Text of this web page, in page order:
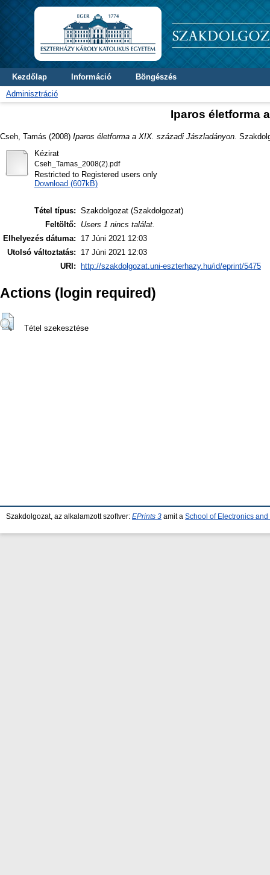
Kezdőlap Információ
Böngészés
Adminisztráció
Iparos életforma
Cseh, Tamás (2008) Iparos életforma a XIX. századi Jászladányon.
Kézirat
Cseh_Tamas_2008(2).pdf
Restricted to Registered users only
Download (607kB)
Tétel típus: Szakdolgozat (Szakdolgozat)
Feltöltő:
Users 1 nincs találat.
Elhelyezés dátuma:
17 Júni 2021 12:03
Utolsó változtatás:
17 Júni 2021 12:03
URI:
http://szakdolgozat.uni-eszterhazy.hu/id/eprint/5475
Actions (login required)
Tétel szekesztése
Szakdolgozat, az alkalamzott szoftver: EPrints 3 amit a School of Electronics